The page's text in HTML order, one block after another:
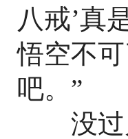
八戒’真
悟空不
吧。”
没过几